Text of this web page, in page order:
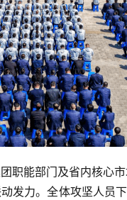
职能部门及省内核心
发力。全体攻坚人员